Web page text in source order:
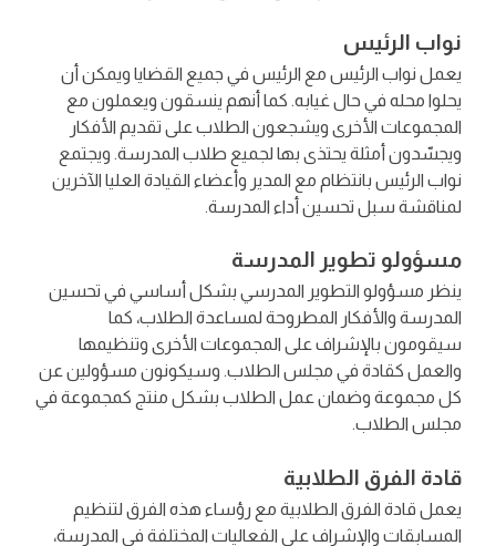
نواب الرئيس
يعمل نواب الرئيس مع الرئيس في جميع القضايا ويمكن أن
يحلوا محله في حال غيابه. كما أنهم ينسقون ويعملون مع
المجموعات الأخرى ويشجعون الطلاب على تقديم الأفكار
ويجسّدون أمثلة يحتذى بها لجميع طلاب المدرسة. ويجتمع
نواب الرئيس بانتظام مع المدير وأعضاء القيادة العليا الآخرين
لمناقشة سبل تحسين أداء المدرسة.
مسؤولو تطوير المدرسة
ينظر مسؤولو التطوير المدرسي بشكل أساسي في تحسين
المدرسة والأفكار المطروحة لمساعدة الطلاب، كما
سيقومون بالإشراف على المجموعات الأخرى وتنظيمها
والعمل كقادة في مجلس الطلاب. وسيكونون مسؤولين عن
كل مجموعة وضمان عمل الطلاب بشكل منتج كمجموعة في
مجلس الطلاب.
قادة الفرق الطلابية
يعمل قادة الفرق الطلابية مع رؤساء هذه الفرق لتنظيم
المسابقات والإشراف على الفعاليات المختلفة في المدرسة،